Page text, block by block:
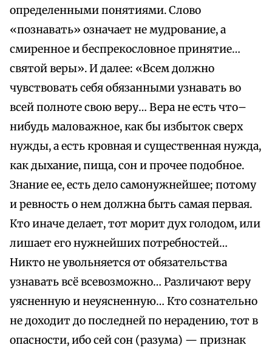
определенными понятиями. Слово
«познавать» означает не мудрование, а
смиренное и беспрекословное принятие…
святой веры». И далее: «Всем должно
чувствовать себя обязанными узнавать во
всей полноте свою веру… Вера не есть что–
нибудь маловажное, как бы избыток сверх
нужды, а есть кровная и существенная нужда,
как дыхание, пища, сон и прочее подобное.
Знание ее, есть дело самонужнейшее; потому
и ревность о нем должна быть самая первая.
Кто иначе делает, тот морит дух голодом, или
лишает его нужнейших потребностей…
Никто не увольняется от обязательства
узнавать всё всевозможно… Различают веру
уясненную и неуясненную… Кто сознательно
не доходит до последней по нерадению, тот в
опасности, ибо сей сон (разума) — признак